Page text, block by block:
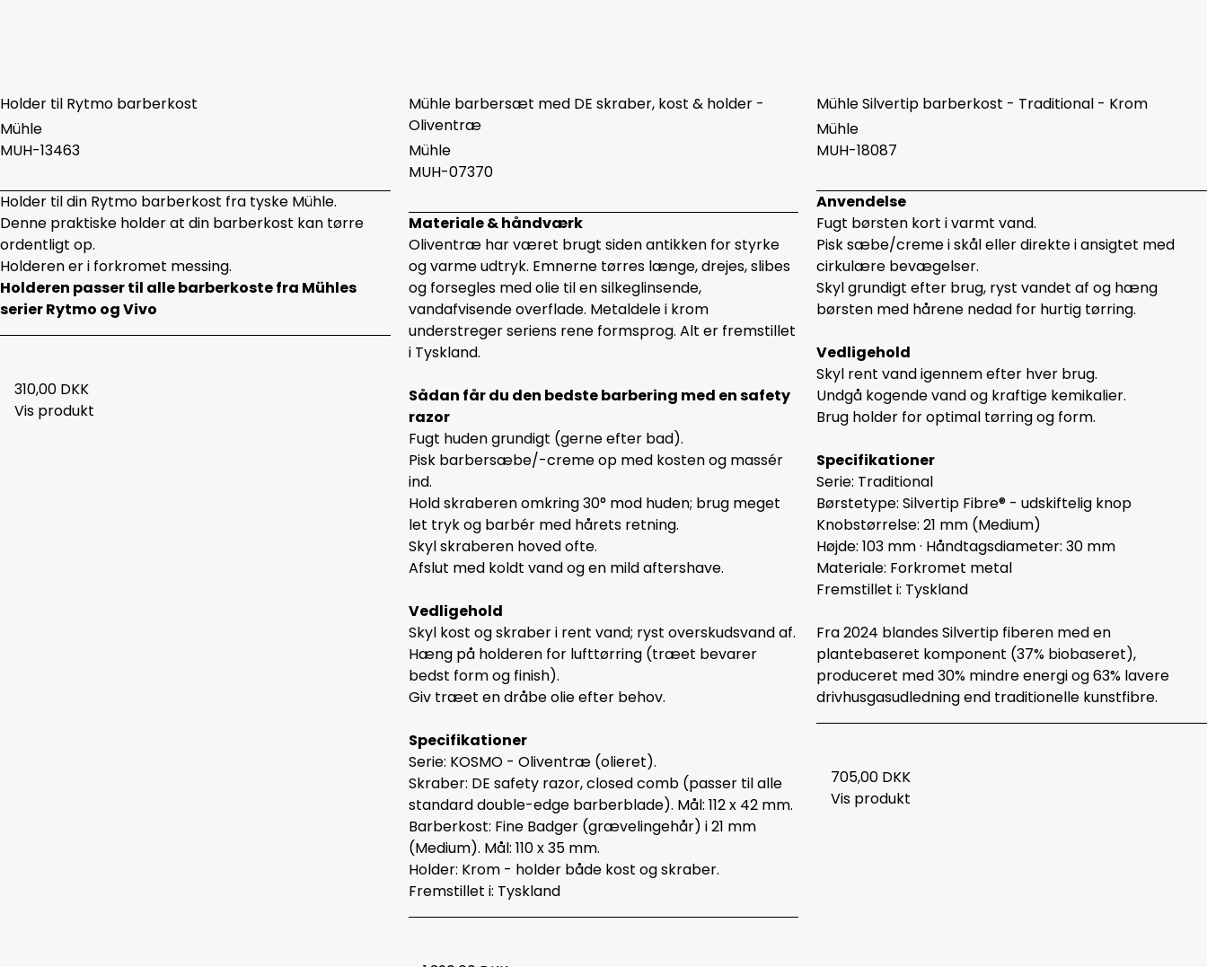
Holder til Rytmo barberkost
Mühle
MUH-13463
Holder til din Rytmo barberkost fra tyske Mühle.
Denne praktiske holder at din barberkost kan tørre
ordentligt op.
Holderen er i forkromet messing.
Holderen passer til alle barberkoste fra Mühles
serier Rytmo og Vivo
310,00 DKK
Vis produkt
Mühle barbersæt med DE skraber, kost & holder -
Oliventræ
Mühle
MUH-07370
Materiale & håndværk
Oliventræ har været brugt siden antikken for styrke
og varme udtryk. Emnerne tørres længe, drejes, slibes
og forsegles med olie til en silkeglinsende,
vandafvisende overflade. Metaldele i krom
understreger seriens rene formsprog. Alt er fremstillet
i Tyskland.
Sådan får du den bedste barbering med en safety
razor
Fugt huden grundigt (gerne efter bad).
Pisk barbersæbe/-creme op med kosten og massér
ind.
Hold skraberen omkring 30° mod huden; brug meget
let tryk og barbér med hårets retning.
Skyl skraberen hoved ofte.
Afslut med koldt vand og en mild aftershave.
Vedligehold
Skyl kost og skraber i rent vand; ryst overskudsvand af.
Hæng på holderen for lufttørring (træet bevarer
bedst form og finish).
Giv træet en dråbe olie efter behov.
Specifikationer
Serie: KOSMO - Oliventræ (olieret).
Skraber: DE safety razor, closed comb (passer til alle
standard double-edge barberblade). Mål: 112 x 42 mm.
Barberkost: Fine Badger (grævelingehår) i 21 mm
(Medium). Mål: 110 x 35 mm.
Holder: Krom - holder både kost og skraber.
Fremstillet i: Tyskland
Mühle Silvertip barberkost - Traditional - Krom
Mühle
MUH-18087
Anvendelse
Fugt børsten kort i varmt vand.
Pisk sæbe/creme i skål eller direkte i ansigtet med
cirkulære bevægelser.
Skyl grundigt efter brug, ryst vandet af og hæng
børsten med hårene nedad for hurtig tørring.
Vedligehold
Skyl rent vand igennem efter hver brug.
Undgå kogende vand og kraftige kemikalier.
Brug holder for optimal tørring og form.
Specifikationer
Serie: Traditional
Børstetype: Silvertip Fibre® - udskiftelig knop
Knobstørrelse: 21 mm (Medium)
Højde: 103 mm · Håndtagsdiameter: 30 mm
Materiale: Forkromet metal
Fremstillet i: Tyskland
Fra 2024 blandes Silvertip fiberen med en
plantebaseret komponent (37% biobaseret),
produceret med 30% mindre energi og 63% lavere
drivhusgasudledning end traditionelle kunstfibre.
705,00 DKK
Vis produkt